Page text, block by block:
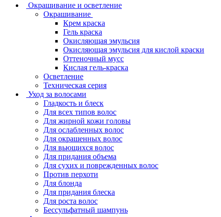
Окрашивание и осветление
Окрашивание
Крем краска
Гель краска
Окисляющая эмульсия
Окисляющая эмульсия для кислой краски
Оттеночный мусс
Кислая гель-краска
Осветление
Техническая серия
Уход за волосами
Гладкость и блеск
Для всех типов волос
Для жирной кожи головы
Для ослабленных волос
Для окрашенных волос
Для вьющихся волос
Для придания объема
Для сухих и поврежденных волос
Против перхоти
Для блонда
Для придания блеска
Для роста волос
Бессульфатный шампунь